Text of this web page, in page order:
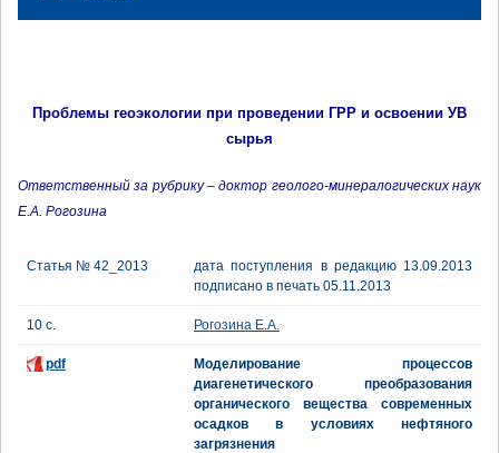
Проблемы геоэкологии при проведении ГРР и освоении УВ
сырья
Ответственный за рубрику – доктор геолого-минералогических наук
Е.А. Рогозина
Статья № 42_2013
дата поступления в редакцию 13.09.2013
подписано в печать 05.11.2013
10 с. Рогозина Е.А.
pdf
Моделирование процессов
диагенетического преобразования
органического вещества современных
осадков в условиях нефтяного
загрязнения